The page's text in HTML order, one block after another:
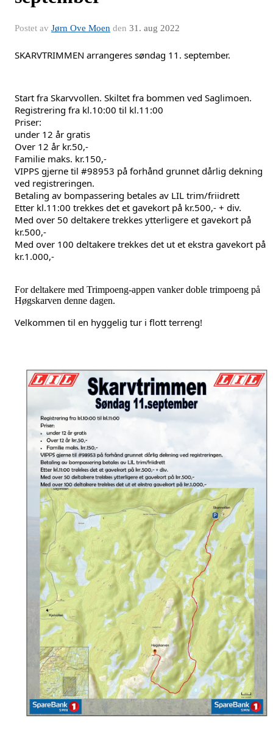
Postet av Jørn Ove Moen den 31. aug 2022
SKARVTRIMMEN arrangeres søndag 11. september.
Start fra Skarvvollen. Skiltet fra bommen ved Saglimoen.
Registrering fra kl.10:00 til kl.11:00
Priser:
under 12 år gratis
Over 12 år kr.50,-
Familie maks. kr.150,-
VIPPS gjerne til #98953 på forhånd grunnet dårlig dekning
ved registreringen.
Betaling av bompassering betales av LIL trim/friidrett
Etter kl.11:00 trekkes det et gavekort på kr.500,- + div.
Med over 50 deltakere trekkes ytterligere et gavekort på
kr.500,-
Med over 100 deltakere trekkes det ut et ekstra gavekort på
kr.1.000,-
For deltakere med Trimpoeng-appen vanker doble trimpoeng på
Høgskarven denne dagen.
Velkommen til en hyggelig tur i flott terreng!